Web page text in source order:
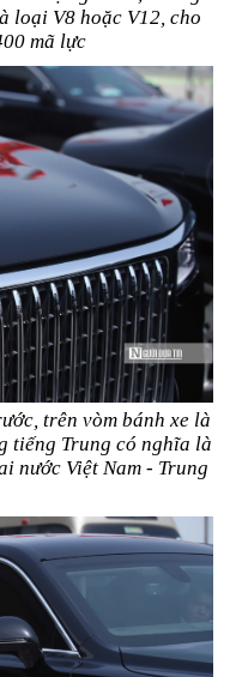
loại V8 hoặc V12, cho
mã lực
trên vòm bánh xe là
tiếng Trung có nghĩa là
nước Việt Nam - Trung